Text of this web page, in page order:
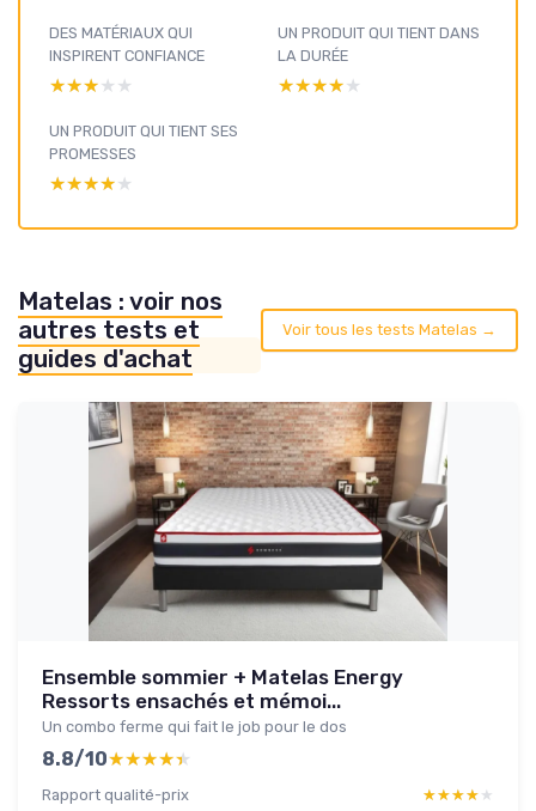
DES MATÉRIAUX QUI
INSPIRENT CONFIANCE
★★★★★
★★★★★
UN PRODUIT QUI TIENT DANS
LA DURÉE
★★★★★
★★★★★
UN PRODUIT QUI TIENT SES
PROMESSES
★★★★★
★★★★★
Matelas : voir nos
autres tests et
guides d'achat
Voir tous les tests Matelas →
Ensemble sommier + Matelas Energy
Ressorts ensachés et mémoi...
Un combo ferme qui fait le job pour le dos
8.8/10★★★★★
★★★★★
Rapport qualité-prix ★★★★★
★★★★★